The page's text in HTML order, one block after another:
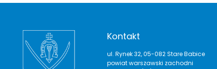
Kontakt
ul. Rynek 32, 05-082 Stare Babice
powiat warszawski zachodni